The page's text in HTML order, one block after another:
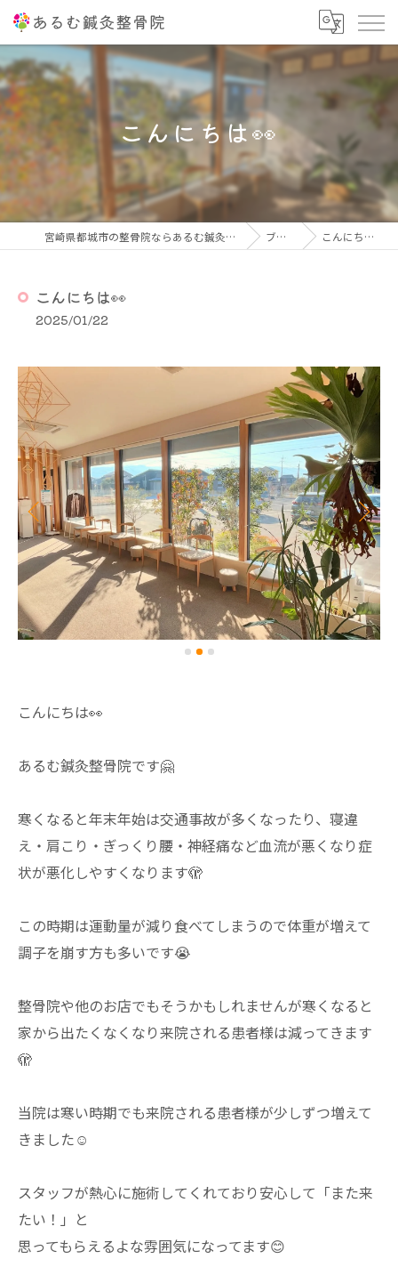
こんにちは👀
宮崎県都城市の整骨院ならあるむ鍼灸整骨院 ブログ こんにちは👀
こんにちは👀
2025/01/22
こんにちは👀
あるむ鍼灸整骨院です🤗
寒くなると年末年始は交通事故が多くなったり、寝違
え・肩こり・ぎっくり腰・神経痛など血流が悪くなり症
状が悪化しやすくなります🫣
この時期は運動量が減り食べてしまうので体重が増えて
調子を崩す方も多いです😭
整骨院や他のお店でもそうかもしれませんが寒くなると
家から出たくなくなり来院される患者様は減ってきます
🫣
当院は寒い時期でも来院される患者様が少しずつ増えて
きました☺️
スタッフが熱心に施術してくれており安心して「また来
たい！」と
思ってもらえるよな雰囲気になってます😊